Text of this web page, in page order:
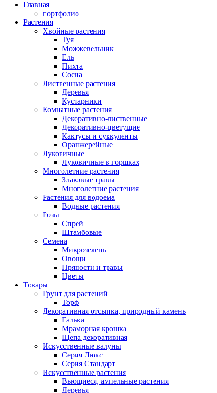
Главная
портфолио
Растения
Хвойные растения
Туя
Можжевельник
Ель
Пихта
Сосна
Лиственные растения
Деревья
Кустарники
Комнатные растения
Декоративно-лиственные
Декоративно-цветущие
Кактусы и суккуленты
Оранжерейные
Луковичные
Луковичные в горшках
Многолетние растения
Злаковые травы
Многолетние растения
Растения для водоема
Водные растения
Розы
Спрей
Штамбовые
Семена
Микрозелень
Овощи
Пряности и травы
Цветы
Товары
Грунт для растений
Торф
Декоративная отсыпка, природный камень
Галька
Мраморная крошка
Щепа декоративная
Искусственные валуны
Серия Люкс
Серия Стандарт
Искусственные растения
Вьющиеся, ампельные растения
Деревья